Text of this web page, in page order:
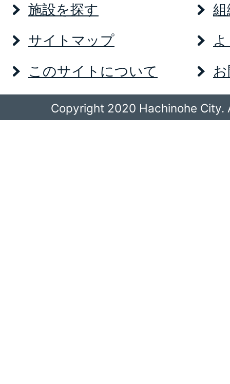
施設を探す
サイトマップ
このサイトについて
Copyright 2020 Hachinohe City.